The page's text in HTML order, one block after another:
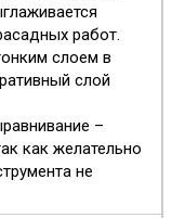
работ.
слоем в
слой
–
как желательно
не